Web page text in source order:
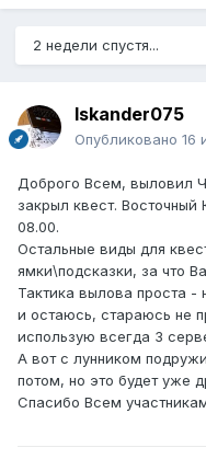
2 недели спустя...
Iskander075
Опубликовано 16
Доброго Всем, выловил
закрыл квест.
08.00.
Остальные виды для
ямки\подсказки, за что
Тактика вылова проста
и остаюсь, стараюсь не
использую всегда 3
А вот с лунником
потом, но это будет уже
Спасибо Всем